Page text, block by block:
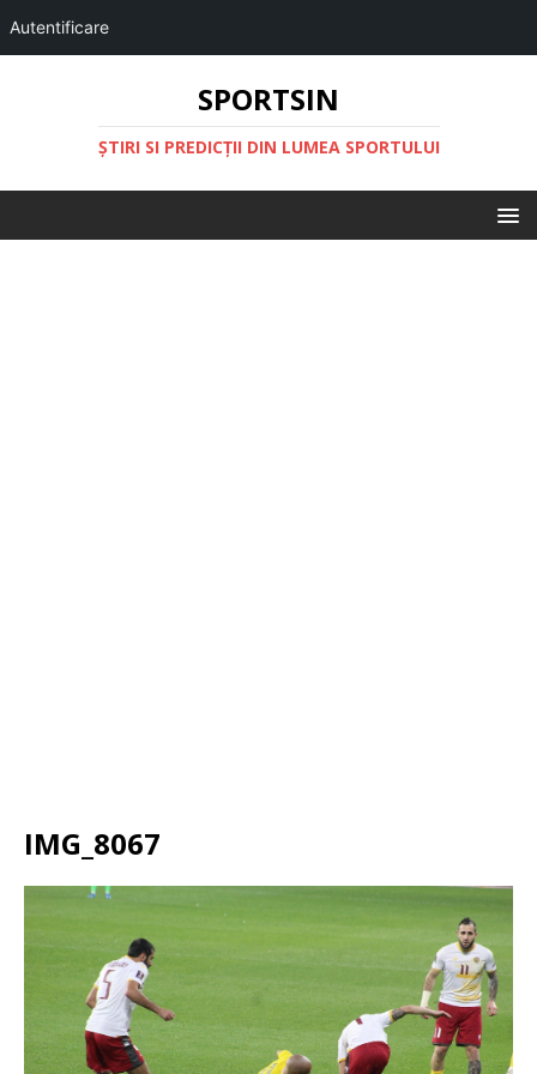
Autentificare
SPORTSIN
ŞTIRI SI PREDICŢII DIN LUMEA SPORTULUI
IMG_8067